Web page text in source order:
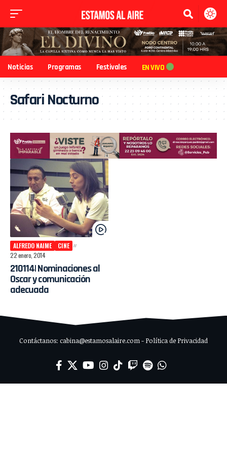
Noticias Programas Festivales EN VIVO
Safari Nocturno
ALFREDO NAIME
CINE
22 enero, 2014
210114| Nominaciones al
Oscar y comunicación
adecuada
Contáctanos: cabina@estamosalaire.com - Política de Privacidad